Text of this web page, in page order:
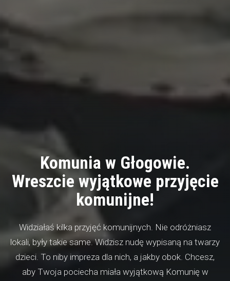
Komunia w Głogowie.
Wreszcie wyjątkowe przyjęcie
komunijne!
Widziałaś kilka przyjęć komunijnych. Nie odróżniasz
lokali, były takie same. Widzisz nudę wypisaną na twarzy
dzieci. To niby impreza dla nich, a jakby obok. Chcesz,
aby Twoja pociecha miała wyjątkową Komunię w